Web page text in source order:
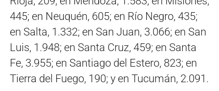
445; en Neuquén, 605; en Río Negro, 435;
en Salta, 1.332; en San Juan, 3.066; en San
Luis, 1.948; en Santa Cruz, 459; en Santa
Fe, 3.955; en Santiago del Estero, 823; en
Tierra del Fuego, 190; y en Tucumán, 2.091.